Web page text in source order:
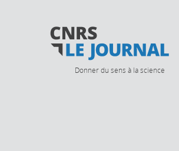
Donner du sens à la science